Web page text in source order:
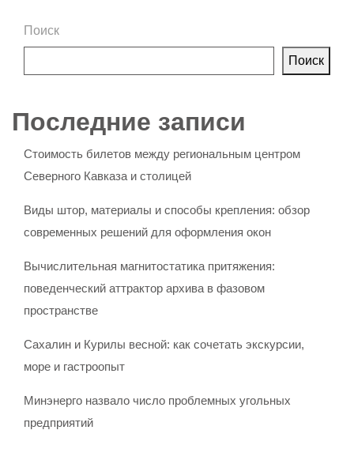
Поиск
Поиск
Последние записи
Стоимость билетов между региональным центром
Северного Кавказа и столицей
Виды штор, материалы и способы крепления: обзор
современных решений для оформления окон
Вычислительная магнитостатика притяжения:
поведенческий аттрактор архива в фазовом
пространстве
Сахалин и Курилы весной: как сочетать экскурсии,
море и гастроопыт
Минэнерго назвало число проблемных угольных
предприятий